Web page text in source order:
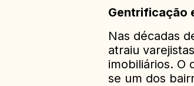
Gentrificação
Nas décadas
atraiu
imobiliários. O
se um dos